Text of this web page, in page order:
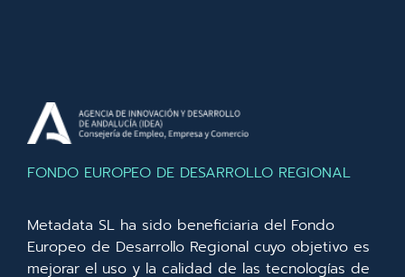
FONDO EUROPEO DE DESARROLLO REGIONAL
Metadata SL ha sido beneficiaria del Fondo
Europeo de Desarrollo Regional cuyo objetivo es
mejorar el uso y la calidad de las tecnologías de